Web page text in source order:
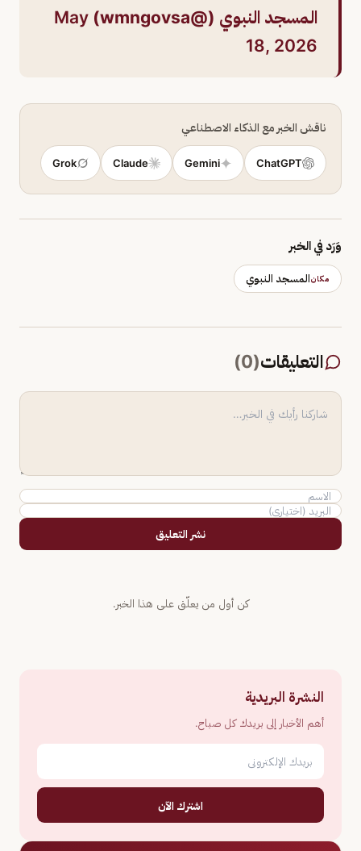
المسجد النبوي (@wmngovsa)
May
18, 2026
ناقش الخبر مع الذكاء الاصطناعي
ChatGPT
Gemini
Claude
Grok
وَرَد في الخبر
مكانالمسجد النبوي
التعليقات(
0
)
نشر التعليق
كن أول من يعلّق على هذا الخبر.
النشرة البريدية
أهم الأخبار إلى بريدك كل صباح.
اشترك الآن